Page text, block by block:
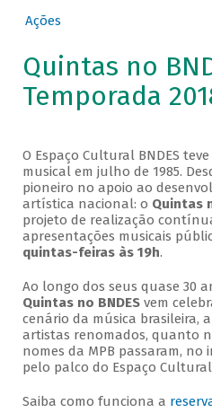
Ações
Quintas no
Temporada
O Espaço Cultural BNDES
musical em julho de 1985.
pioneiro no apoio ao
artística nacional: o Quintas
projeto de realização
apresentações musicais
quintas-feiras às 19h.
Ao longo dos seus quase 30
Quintas no BNDESvem
cenário da música brasileira,
artistas renomados, quanto
nomes da MPB passaram, no
pelo palco do Espaço Cultural
Saiba como funciona a